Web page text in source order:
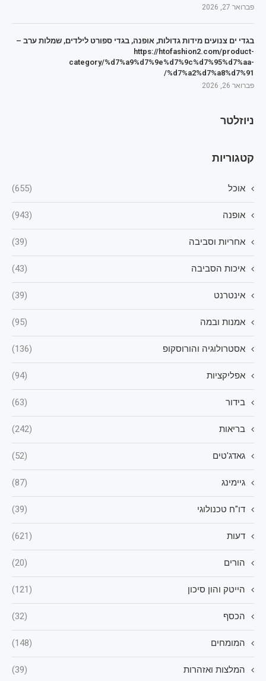
פברואר 27, 2026
בגדי ים צנועים מידות גדולות, אופנה, בגדי ספורט לילדים, שמלות ערב –
https://htofashion2.com/product-
category/%d7%a9%d7%9e%d7%9c%d7%95%d7%aa-
%d7%a2%d7%a8%d7%91/
פברואר 26, 2026
ניוזלטר
קטגוריות
אוכל (655)
אופנה (943)
אחריות וסביבה (39)
איכות הסביבה (43)
אינטרנט (39)
אמנות ובמה (95)
אסטרולוגיה והורוסקופ (136)
אפליקציות (94)
בידור (63)
בריאות (242)
גאדג'טים (52)
גיימינג (87)
דו"ח טכנולוגי (39)
דעות (621)
הורים (20)
הייטק והון סיכון (121)
הכסף (32)
המומחים (148)
המלצות ואזהרות (39)